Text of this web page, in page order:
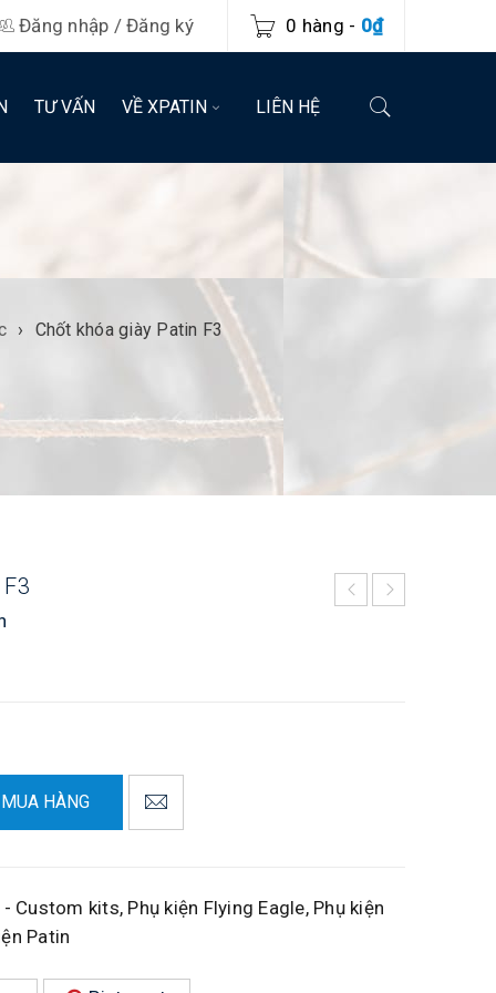
0 hàng - 0₫
Đăng nhập / Đăng ký
TƯ VẤN VỀ XPATIN LIÊN HỆ
› Chốt khóa giày Patin F3
MUA HÀNG
- Custom kits, Phụ kiện Flying Eagle, Phụ kiện
Patin